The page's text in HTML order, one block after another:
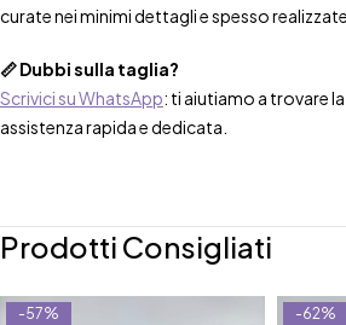
curate nei minimi dettagli e spesso
📏 Dubbi sulla taglia?
Scrivici su WhatsApp: ti aiutiamo a trovare
assistenza rapida e dedicata.
Prodotti Consigliati
-57% -62%